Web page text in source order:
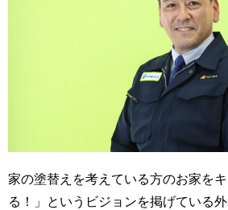
家の塗替えを考えている方のお家を
る！」というビジョンを掲げている